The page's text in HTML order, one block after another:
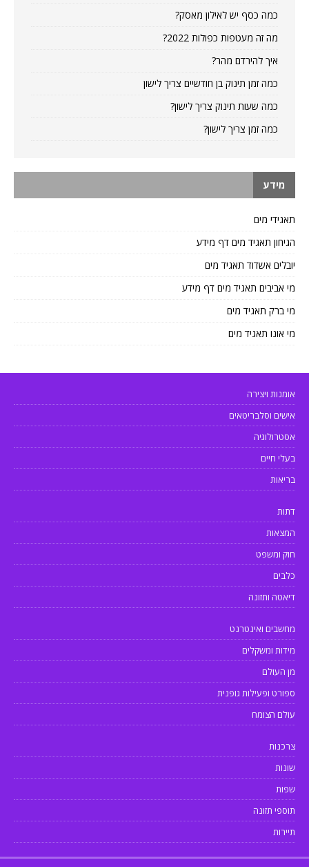
כמה כסף יש לאילון מאסק?
מה זה מעטפות כפולות 2022?
איך להירדם מהר?
כמה זמן תינוק בן חודשיים צריך לישון
כמה שעות תינוק צריך לישון?
כמה זמן צריך לישון?
מידע
תאגידי מים
הגיחון תאגיד מים דף מידע
יובלים אשדוד תאגיד מים
מי אביבים תאגיד מים דף מידע
מי ברק תאגיד מים
מי אונו תאגיד מים
אומנות ויצירה
אישים וסלבריטאים
אסטרולוגיה
בעלי חיים
בריאות
דתות
המצאות
חוק ומשפט
כלבים
דיאטה ותזונה
מחשבים ואינטרנט
מידות ומשקלים
מן העולם
ספורט ופעילות גופנית
עולם הצומח
צרכנות
שונות
שפות
תוספי תזונה
תיירות